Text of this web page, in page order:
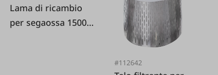
Lama di ricambio
per segaossa 1500
#112642